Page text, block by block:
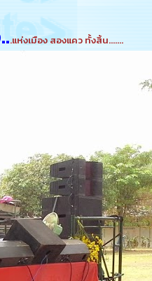
.แห่งเมือง สองแคว ทั้งสิ้น.......